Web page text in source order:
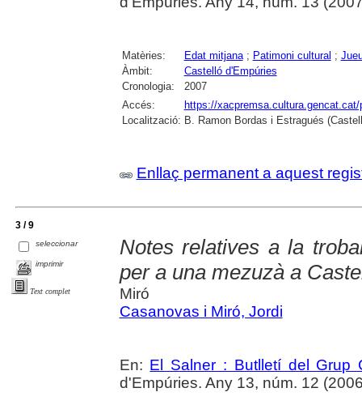
Matèries: Edat mitjana; Patimoni cultural ;
Àmbit:
Castelló d'Empúries
Cronologia:
2007
Accés:
https://
Localització: B. Ramon Bordas i Estragués
Enllaç permanent a aquest
3 / 9
seleccionar
imprimir
Text complet
Notes relatives a la
per a una mezuzà a
Miró
Casanovas i Miró, Jordi
En: El Salner : Butlletí del Grup
d'Empúries. Any 13, núm. 12